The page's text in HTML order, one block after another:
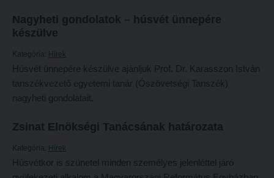
Hitéleti képzések jelentkezési lapja
Jelentkezési lapok, nyomtatványok
2026/2027. tanévre felvett hallgatók részére
PK Felvételi Tájékoztató kiadvány
Intézményi pontok
Intézményi pontok igazolása
Hitéleti képzések jelentkezési lapja
Átvétel más felsőoktatási intézményből
Jelentkezési lapok, nyomtatványok
Nagyheti gondolatok – húsvét ünnepére
készülve
Kategória: Hírek
Húsvét ünnepére készülve ajánljuk Prof. Dr. Karasszon István
tanszékvezető egyetemi tanár (Ószövetségi Tanszék)
nagyheti gondolatait.
Zsinat Elnökségi Tanácsának határozata
Kategória: Hírek
Húsvétkor is szünetel minden személyes jelenléttel járó